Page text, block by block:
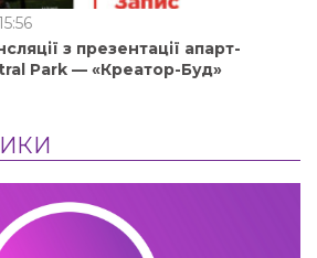
з презентації апарт-
Park — «Креатор-Буд»